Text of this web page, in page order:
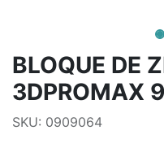
BLOQUE DE
3DPROMAX
SKU: 0909064